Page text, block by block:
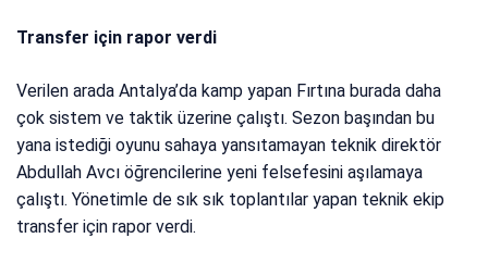
Transfer için rapor verdi
Verilen arada Antalya’da kamp yapan Fırtına burada daha
çok sistem ve taktik üzerine çalıştı. Sezon başından bu
yana istediği oyunu sahaya yansıtamayan teknik direktör
Abdullah Avcı öğrencilerine yeni felsefesini aşılamaya
çalıştı. Yönetimle de sık sık toplantılar yapan teknik ekip
transfer için rapor verdi.